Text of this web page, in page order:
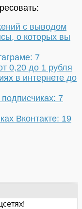
с выводом
о которых вы
7
0,20 до 1 рубля
в интернете до
7
Вконтакте: 19